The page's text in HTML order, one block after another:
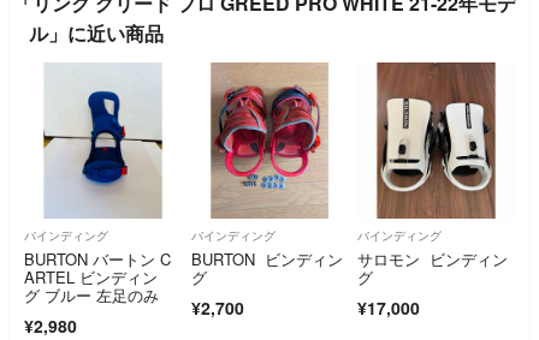
ル」に近い商品
バインディング
BURTON バートン C
ARTEL ビンディン
グ ブルー 左足のみ
¥2,980
バインディング
BURTON ビンディン
グ
¥2,700
バインディング
サロモン ビンディン
グ
¥17,000